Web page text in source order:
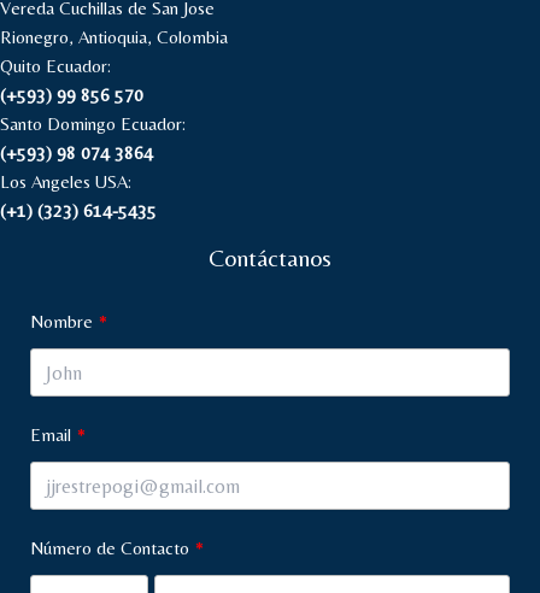
Vereda Cuchillas de San Jose
Rionegro, Antioquia, Colombia
Quito Ecuador:
(+593) 99 856 570
Santo Domingo Ecuador:
(+593) 98 074 3864
Los Angeles USA:
(+1) (323) 614-5435
Contáctanos
Nombre
Email
Número de Contacto